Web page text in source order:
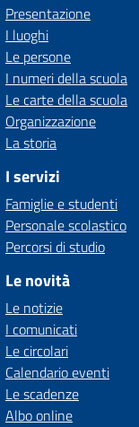
Presentazione
I luoghi
Le persone
I numeri della scuola
Le carte della scuola
Organizzazione
La storia
I servizi
Famiglie e studenti
Personale scolastico
Percorsi di studio
Le novità
Le notizie
I comunicati
Le circolari
Calendario eventi
Le scadenze
Albo online